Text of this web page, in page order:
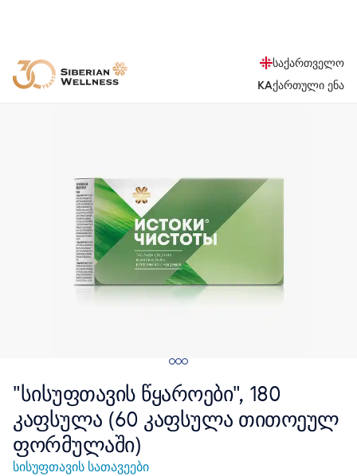
საქართველო
KAქართული ენა
"სისუფთავის წყაროები", 180
კაფსულა (60 კაფსულა თითოეულ
ფორმულაში)
სისუფთავის სათავეები